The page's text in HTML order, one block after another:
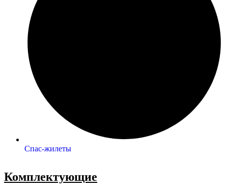
Спас-жилеты
Комплектующие